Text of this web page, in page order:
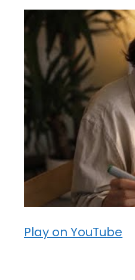
Play on YouTube